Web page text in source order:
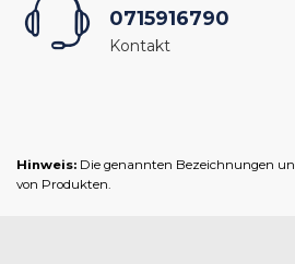
0715916790
Kontakt
Hinweis: Die genannten Bezeichnungen
von Produkten.